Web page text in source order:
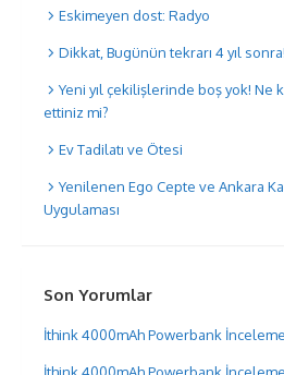
Eskimeyen dost: Radyo
Dikkat, Bugünün tekrarı 4 yıl sonra!
Yeni yıl çekilişlerinde boş yok! Ne
ettiniz mi?
Ev Tadilatı ve Ötesi
Yenilenen Ego Cepte ve Ankara
Uygulaması
Son Yorumlar
İthink 4000mAh Powerbank